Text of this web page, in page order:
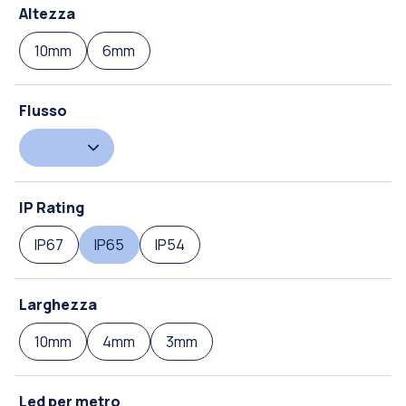
Altezza
10mm
6mm
Flusso
IP Rating
IP67
IP65 IP54
Larghezza
10mm
4mm 3mm
Led per metro